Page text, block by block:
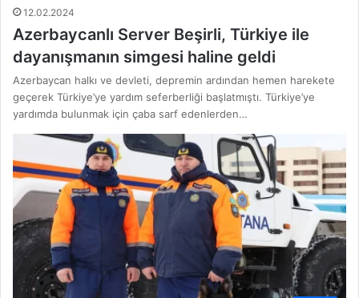
12.02.2024
Azerbaycanlı Server Beşirli, Türkiye ile
dayanışmanın simgesi haline geldi
Azerbaycan halkı ve devleti, depremin ardından hemen harekete
geçerek Türkiye’ye yardım seferberliği başlatmıştı. Türkiye’ye
yardımda bulunmak için çaba sarf edenlerden…